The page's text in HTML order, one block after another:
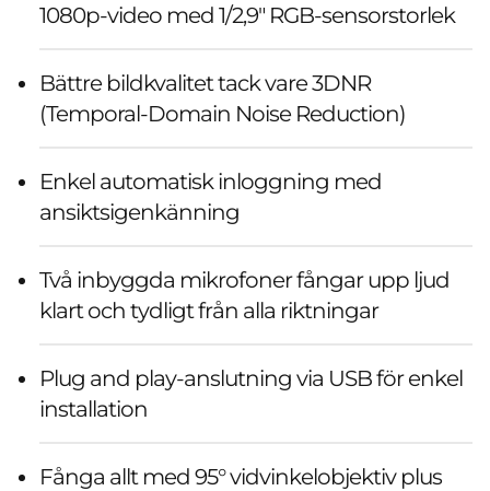
1080p-video med 1/2,9" RGB-sensorstorlek
Bättre bildkvalitet tack vare 3DNR
(Temporal-Domain Noise Reduction)
Enkel automatisk inloggning med
ansiktsigenkänning
Två inbyggda mikrofoner fångar upp ljud
klart och tydligt från alla riktningar
Plug and play-anslutning via USB för enkel
installation
Fånga allt med 95° vidvinkelobjektiv plus